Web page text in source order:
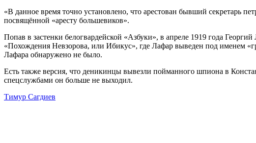
«В данное время точно установлено, что арестован бывший секретарь
посвящённой «аресту большевиков».
Попав в застенки белогвардейской «Азбуки», в апреле 1919 года
«Похождения Невзорова, или Ибикус», где Лафар выведен под именем
Лафара обнаружено не было.
Есть также версия, что деникинцы вывезли пойманного шпиона в
спецслужбами он больше не выходил.
Тимур Сагдиев